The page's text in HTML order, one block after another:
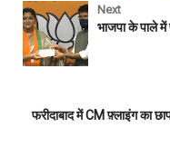
e
b
o
o
k
t
t
e
r
t
s
l
Next
भाजपा के पाले
फरीदाबाद में CM फ़्लाइंग का